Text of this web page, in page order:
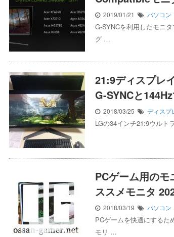
2019/01/21 パソコン
G-SYNCを利用したモニ
グ …
21:9ディスプレ
G-SYNCと
2018/03/25 ディスプ
LGの34インチ21:9ウルト
PCゲーム用の
ススメモニタ
2018/03/19 パソコン
PCゲームを快適にするた
モリ …